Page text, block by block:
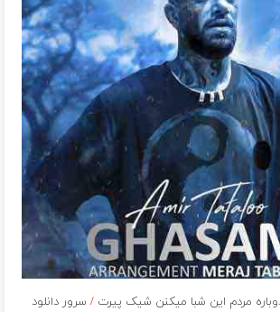
مردم این شبا میکنن شیک پیرت/ سرور دانلود